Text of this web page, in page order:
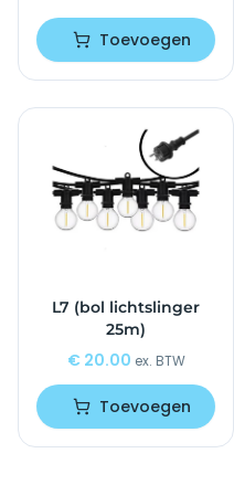
Toevoegen
L7 (bol lichtslinger
25m)
€ 20.00 ex. BTW
Toevoegen